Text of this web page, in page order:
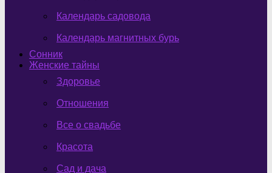
Календарь садовода
Календарь магнитных бурь
Сонник
Женские тайны
Здоровье
Отношения
Все о свадьбе
Красота
Сад и дача